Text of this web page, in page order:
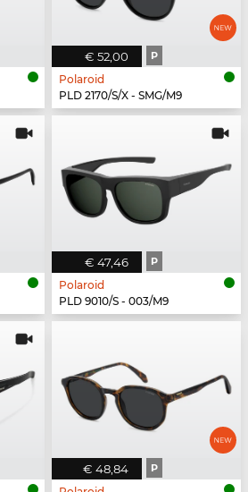
€ 52,00 P
Polaroid
PLD 2170/S/X - SMG/M9
€ 47,46 P
Polaroid
PLD 9010/S - 003/M9
€ 48,84 P